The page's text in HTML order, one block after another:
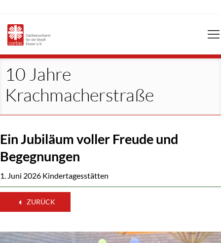
10 Jahre
Krachmacherstraße
Ein Jubiläum voller Freude und
Begegnungen
1. Juni 2026 Kindertagesstätten
ZURÜCK